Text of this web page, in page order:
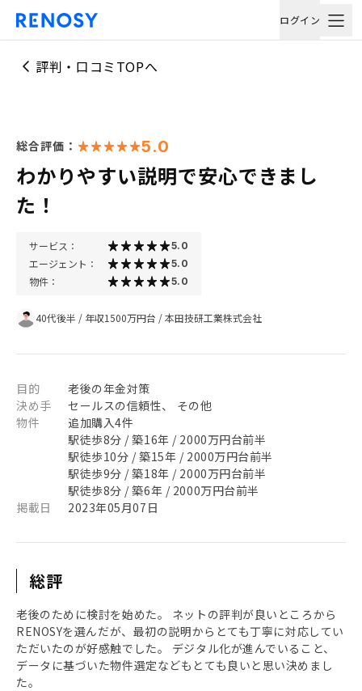
ログイン
評判・口コミTOPへ
総合評価： 5.0
わかりやすい説明で安心できまし
た！
サービス： 5.0
エージェント： 5.0
物件： 5.0
40代後半 / 年収1500万円台 /本田技研工業株式会社
目的
老後の年金対策
決め手
セールスの信頼性、 その他
物件
追加購入4件
駅徒歩8分 / 築16年 / 2000万円台前半
駅徒歩10分 / 築15年 / 2000万円台前半
駅徒歩9分 / 築18年 / 2000万円台前半
駅徒歩8分 / 築6年 / 2000万円台前半
掲載日
2023年05月07日
総評
老後のために検討を始めた。 ネットの評判が良いところから
RENOSYを選んだが、最初の説明からとても丁寧に対応してい
ただいたのが好感触でした。 デジタル化が進んでいること、
データに基づいた物件選定などもとても良いと思い決めまし
た。